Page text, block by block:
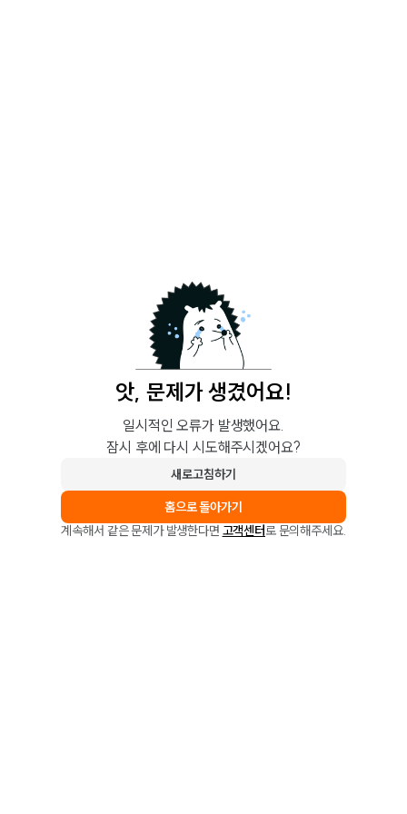
앗, 문제가 생겼어요!
일시적인 오류가 발생했어요.
잠시 후에 다시 시도해주시겠어요?
새로고침하기
홈으로 돌아가기
계속해서 같은 문제가 발생한다면 고객센터로 문의해주세요.